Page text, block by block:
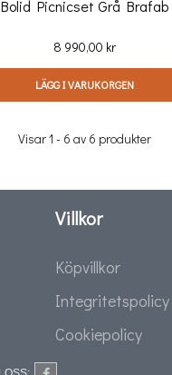
Bolid Picnicset Grå Brafab
Pris
8 990,00 kr
LÄGG I VARUKORGEN
Visar 1 - 6 av 6 produkter
Villkor
Köpvillkor
Integritetspolicy
Cookiepolicy